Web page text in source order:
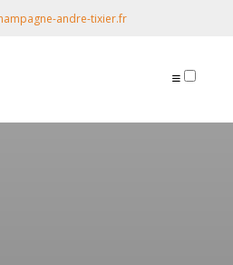
andre-tixier.fr